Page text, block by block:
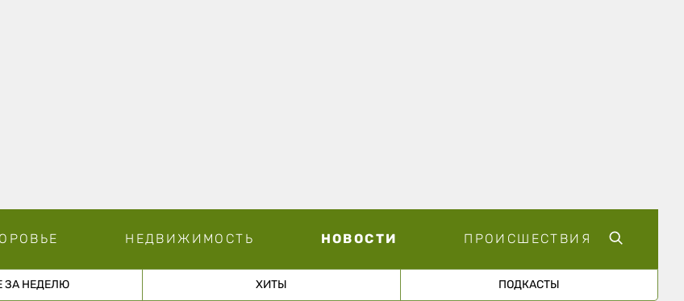
НЕДВИЖИМОСТЬ НОВОСТИ ПРОИСШЕСТВИЯ
ЗА НЕДЕЛЮ ХИТЫ ПОДКАСТЫ